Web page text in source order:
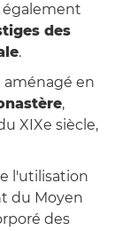
également
des
.
aménagé en
,
XIXe siècle,
l'utilisation
du Moyen
des